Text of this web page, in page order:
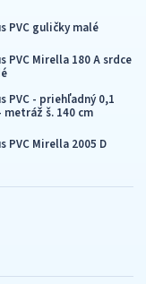
Obrus PVC guličky malé
180 A srdce
PVC - priehľadný 0,1
metráž š. 140 cm
Obrus PVC Mirella 2005 D